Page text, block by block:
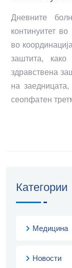
Дневните
континуитет
во
заштита,
здравствена
на
сеопфатен
Категории
Медицина
Новости